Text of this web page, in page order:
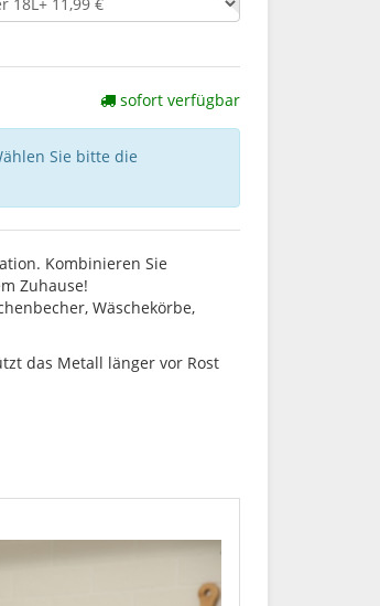
sofort verfügbar
Sie bitte die
Kombinieren Sie
Zuhause!
Wäschekörbe,
das Metall länger vor Rost